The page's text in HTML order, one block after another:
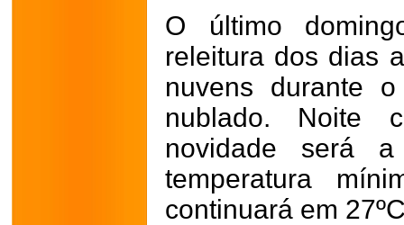
O último
releitura dos dias
nuvens durante
nublado. Noite
novidade será
temperatura
continuará em